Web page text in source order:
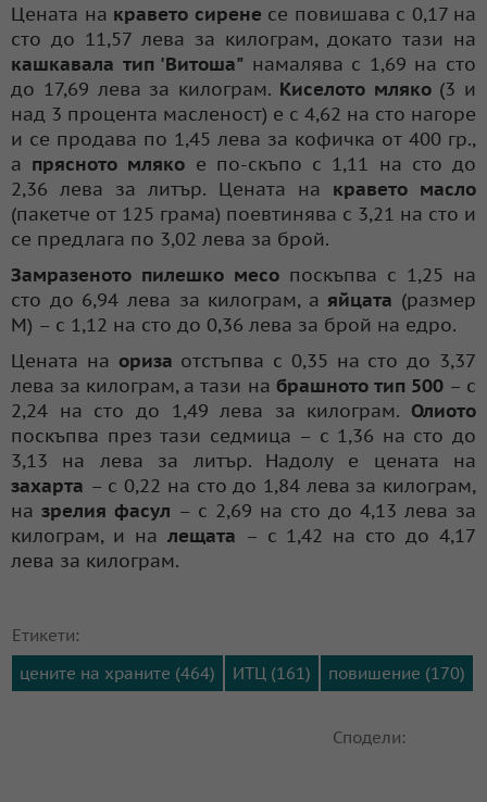
Цената на кравето сирене се повишава с 0,17 на
сто до 11,57 лева за килограм, докато тази на
кашкавала тип 'Витоша" намалява с 1,69 на сто
до 17,69 лева за килограм. Киселото мляко (3 и
над 3 процента масленост) е с 4,62 на сто нагоре
и се продава по 1,45 лева за кофичка от 400 гр.,
а прясното мляко е по-скъпо с 1,11 на сто до
2,36 лева за литър. Цената на кравето масло
(пакетче от 125 грама) поевтинява с 3,21 на сто и
се предлага по 3,02 лева за брой.
Замразеното пилешко месо поскъпва с 1,25 на
сто до 6,94 лева за килограм, аяйцата (размер
М) – с 1,12 на сто до 0,36 лева за брой на едро.
Цената на ориза отстъпва с 0,35 на сто до 3,37
лева за килограм, а тази на брашното тип 500– с
2,24 на сто до 1,49 лева за килограм. Олиото
поскъпва през тази седмица – с 1,36 на сто до
3,13 на лева за литър. Надолу е цената на
захарта – с 0,22 на сто до 1,84 лева за килограм,
на зрелия фасул – с 2,69 на сто до 4,13 лева за
килограм, и на лещата – с 1,42 на сто до 4,17
лева за килограм.
Етикети:
цените на храните (464)
ИТЦ (161) повишение (170)
Сподели: